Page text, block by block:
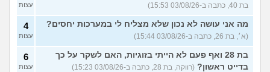
בת 40, כתבה ב-03/08/26 15:53)
עצות
מה אני עושה לא נכון שלא מצליח לי במערכות יחסים?
(א׳, בת 26, כתבה ב-03/08/26 15:44)
4
עצות
בת 28 ואף פעם לא הייתי בזוגיות, האם לשקר על כך
בדייט ראשון? (רווקה, בת 28, כתבה ב-03/08/26 15:23)
6
עצות